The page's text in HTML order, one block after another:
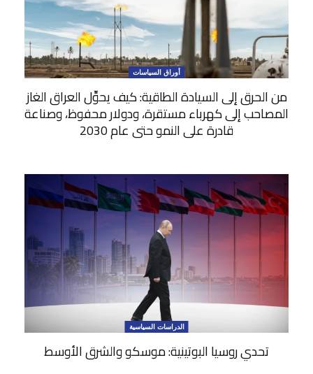
أوراق السياسات
من الحرق إلى السيادة الطاقية: كيف يحوِّل العراق الغاز
المصاحب إلى كهرباء مستقرة، ودولار محفوظ، وصناعة
قادرة على النمو حتى عام 2030
الدراسات السياسية
تحدي روسيا البوتينية: موسكو والشرق الأوسط